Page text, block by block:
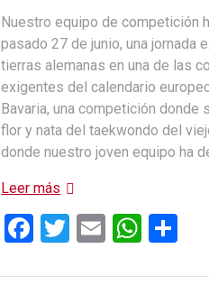
Nuestro equipo de competición
pasado 27 de junio, una jornada
tierras alemanas en una de las
exigentes del calendario
Bavaria, una competición donde
flor y nata del taekwondo del
donde nuestro joven equipo ha
Leer más
F
ce
T
tt
E
ail
W
at m